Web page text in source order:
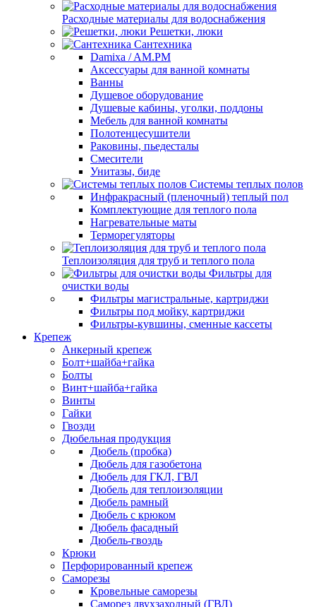
Расходные материалы для водоснабжения
Решетки, люки
Сантехника
Damixa / AM.PM
Аксессуары для ванной комнаты
Ванны
Душевое оборудование
Душевые кабины, уголки, поддоны
Мебель для ванной комнаты
Полотенцесушители
Раковины, пьедесталы
Смесители
Унитазы, биде
Системы теплых полов
Инфракрасный (пленочный) теплый пол
Комплектующие для теплого пола
Нагревательные маты
Терморегуляторы
Теплоизоляция для труб и теплого пола
Фильтры для
очистки воды
Фильтры магистральные, картриджи
Фильтры под мойку, картриджи
Фильтры-кувшины, сменные кассеты
Крепеж
Анкерный крепеж
Болт+шайба+гайка
Болты
Винт+шайба+гайка
Винты
Гайки
Гвозди
Дюбельная продукция
Дюбель (пробка)
Дюбель для газобетона
Дюбель для ГКЛ, ГВЛ
Дюбель для теплоизоляции
Дюбель рамный
Дюбель с крюком
Дюбель фасадный
Дюбель-гвоздь
Крюки
Перфорированный крепеж
Саморезы
Кровельные саморезы
Саморез двухзаходный (ГВЛ)